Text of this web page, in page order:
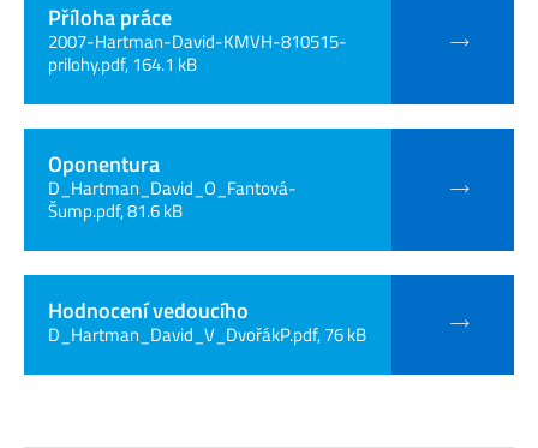
Příloha práce
2007-Hartman-David-KMVH-810515-
prilohy.pdf, 164.1 kB
Oponentura
D_Hartman_David_O_Fantová-
Šump.pdf, 81.6 kB
Hodnocení vedoucího
D_Hartman_David_V_DvořákP.pdf, 76 kB